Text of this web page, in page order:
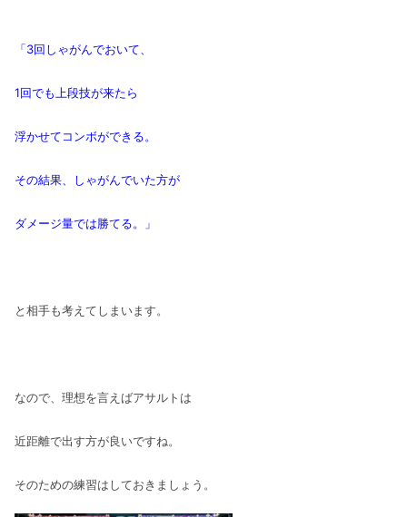
「3回しゃがんでおいて、
1回でも上段技が来たら
浮かせてコンボができる。
その結果、しゃがんでいた方が
ダメージ量では勝てる。」
と相手も考えてしまいます。
なので、理想を言えばアサルトは
近距離で出す方が良いですね。
そのための練習はしておきましょう。